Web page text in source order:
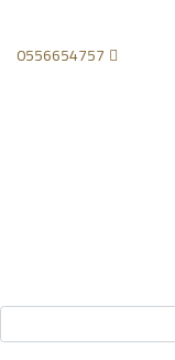
0556654757